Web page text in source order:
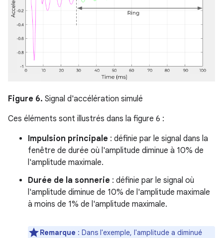
Figure 6. Signal d'accélération simulé
Ces éléments sont illustrés dans la figure 6 :
Impulsion principale : définie par le signal dans la
fenêtre de durée où l'amplitude diminue à 10% de
l'amplitude maximale.
Durée de la sonnerie : définie par le signal où
l'amplitude diminue de 10% de l'amplitude maximale
à moins de 1% de l'amplitude maximale.
Remarque : Dans l'exemple, l'amplitude a diminué